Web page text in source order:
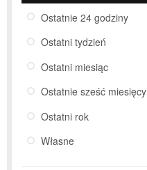
Ostatnie 24 godziny
Ostatni tydzień
Ostatni miesiąc
Ostatnie sześć miesięcy
Ostatni rok
Własne